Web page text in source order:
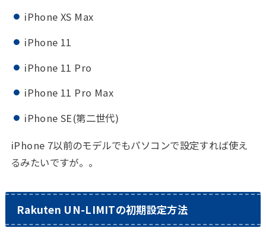
iPhone XS Max
iPhone 11
iPhone 11 Pro
iPhone 11 Pro Max
iPhone SE(第二世代)
iPhone 7以前のモデルでもパソコンで設定すれば使え
るみたいですが。。
Rakuten UN-LIMITの初期設定方法